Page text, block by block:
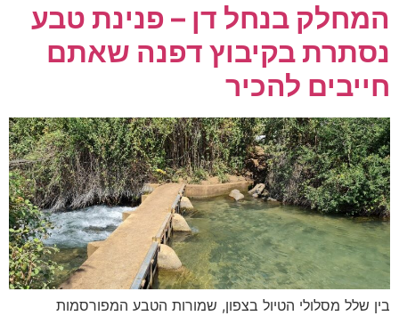
המחלק בנחל דן – פנינת טבע
נסתרת בקיבוץ דפנה שאתם
חייבים להכיר
בין שלל מסלולי הטיול בצפון, שמורות הטבע המפורסמות